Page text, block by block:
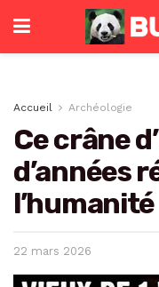
Accueil Archéologie
Ce crâne
d’années
l’humanité
22 mars 2026